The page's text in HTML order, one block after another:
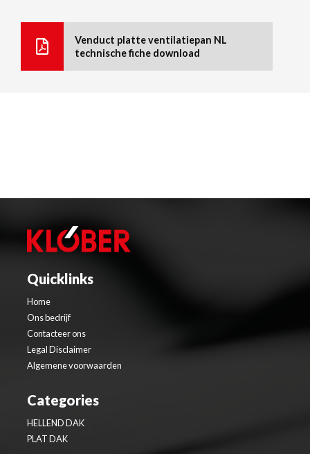
Venduct platte ventilatiepan NL
technische fiche download
Quicklinks
Home
Ons bedrijf
Contacteer ons
Legal Disclaimer
Algemene voorwaarden
Categories
HELLEND DAK
PLAT DAK